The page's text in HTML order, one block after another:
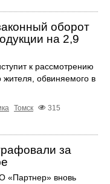
оборот
на 2,9
к рассмотрению
жителя, обвиняемого в
Томск
315
за
«Партнер» вновь